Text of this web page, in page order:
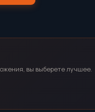
вы выберете лучшее.